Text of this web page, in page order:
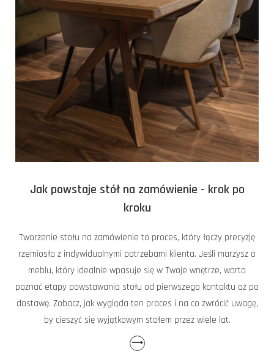
Jak powstaje stół na zamówienie - krok po
kroku
Tworzenie stołu na zamówienie to proces, który łączy precyzję
rzemiosła z indywidualnymi potrzebami klienta. Jeśli marzysz o
meblu, który idealnie wpasuje się w Twoje wnętrze, warto
poznać etapy powstawania stołu od pierwszego kontaktu aż po
dostawę. Zobacz, jak wygląda ten proces i na co zwrócić uwagę,
by cieszyć się wyjątkowym stołem przez wiele lat.
⟶